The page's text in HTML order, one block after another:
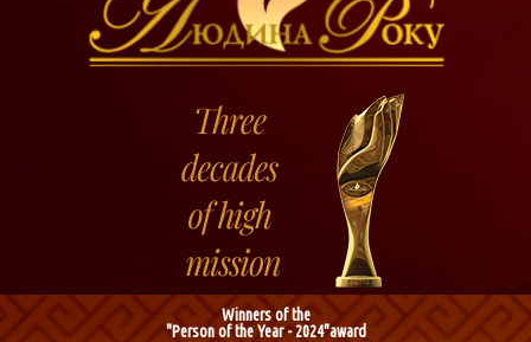
Winners of the
"Person of the Year - 2024"award